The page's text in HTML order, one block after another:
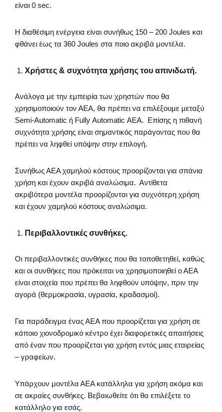
είναι 0 sec.
Η διαθέσιμη ενέργεια είναι συνήθως 150 – 200 Joules και
φθάνει έως τα 360 Joules στα ποιο ακριβά μοντέλα.
Χρήστες & συχνότητα χρήσης του απινιδωτή.
Ανάλογα με την εμπειρία των χρηστών που θα
χρησιμοποιούν τον ΑΕΑ, θα πρέπει να επιλέξουμε μεταξύ
Semi-Automatic ή Fully Automatic AEA. Επίσης η πιθανή
συχνότητα χρήσης είναι σημαντικός παράγοντας που θα
πρέπει να ληφθεί υπόψην στην επιλογή.
Συνήθως ΑΕΑ χαμηλού κόστους προορίζονται για σπάνια
χρήση και έχουν ακριβά αναλώσιμα. Αντίθετα
ακριβότερα μοντέλα προορίζονται για συχνότερη χρήση
και έχουν χαμηλού κόστους αναλώσιμα.
Περιβαλλοντικές συνθήκες.
Οι περιβαλλοντικές συνθήκες που θα τοποθετηθεί, καθώς
και οι συνθήκες που πρόκειται να χρησιμοποιηθεί ο ΑΕΑ
είναι στοιχεία που πρέπει θα ληφθούν υπόψην, πριν την
αγορά (θερμοκρασία, υγρασία, κραδασμοί).
Για παράδειγμα ένας ΑΕΑ που προορίζεται για χρήση σε
κάποιο χιονοδρομικό κέντρο έχει διαφορετικές απαιτήσεις
από έναν που προορίζεται για χρήση εντός μιας εταιρείας
– γραφείων.
Υπάρχουν μοντέλα ΑΕΑ κατάλληλα για χρήση ακόμα και
σε ακραίες συνθήκες. Βεβαιωθείτε ότι θα επιλέξετε το
κατάλληλο για εσάς.